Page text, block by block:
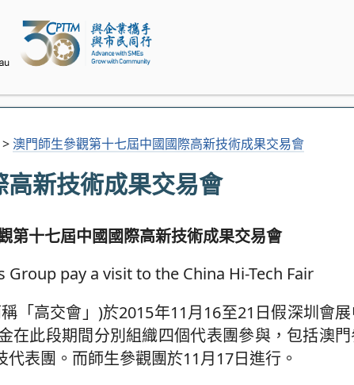
> 澳門師生參觀第十七屆中國國際高新技術成果交易會
新技術成果交易會
第十七屆中國國際高新技術成果交易會
「高交會」)於2015年11月16至21日假深圳會
在此段期間分別組織四個代表團參與，包括澳
表團。而師生參觀團於11月17日進行。